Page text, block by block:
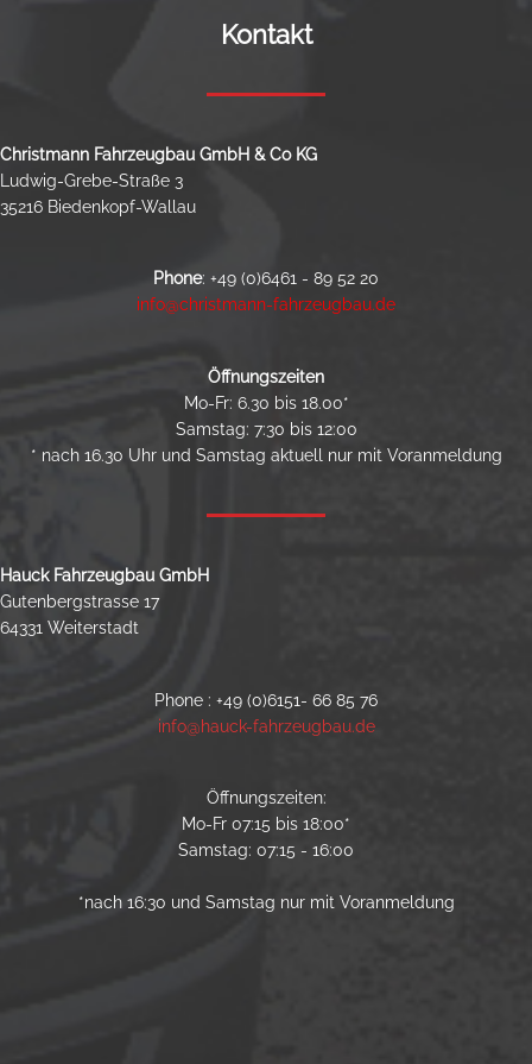
Kontakt
Christmann Fahrzeugbau GmbH & Co KG
Ludwig-Grebe-Straße 3
35216 Biedenkopf-Wallau
Phone: +49 (0)6461 - 89 52 20
info@christmann-fahrzeugbau.de
Öffnungszeiten
Mo-Fr: 6.30 bis 18.00*
Samstag: 7:30 bis 12:00
* nach 16.30 Uhr und Samstag aktuell nur mit Voranmeldung
Hauck Fahrzeugbau GmbH
Gutenbergstrasse 17
64331 Weiterstadt
Phone : +49 (0)6151- 66 85 76
info@hauck-fahrzeugbau.de
Öffnungszeiten:
Mo-Fr 07:15 bis 18:00*
Samstag: 07:15 - 16:00
*nach 16:30 und Samstag nur mit Voranmeldung